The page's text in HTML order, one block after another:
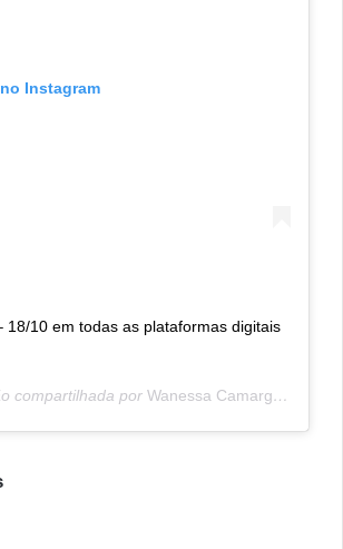
Instagram
18/10 em todas as plataformas digitais
compartilhada por Wanessa Camargo